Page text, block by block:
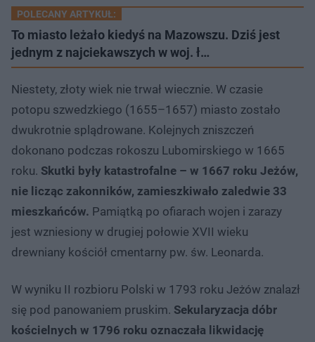
POLECANY ARTYKUŁ:
To miasto leżało kiedyś na Mazowszu. Dziś jest
jednym z najciekawszych w woj. ł…
Niestety, złoty wiek nie trwał wiecznie. W czasie
potopu szwedzkiego (1655–1657) miasto zostało
dwukrotnie splądrowane. Kolejnych zniszczeń
dokonano podczas rokoszu Lubomirskiego w 1665
roku. Skutki były katastrofalne – w 1667 roku Jeżów,
nie licząc zakonników, zamieszkiwało zaledwie 33
mieszkańców. Pamiątką po ofiarach wojen i zarazy
jest wzniesiony w drugiej połowie XVII wieku
drewniany kościół cmentarny pw. św. Leonarda.
W wyniku II rozbioru Polski w 1793 roku Jeżów znalazł
się pod panowaniem pruskim. Sekularyzacja dóbr
kościelnych w 1796 roku oznaczała likwidację